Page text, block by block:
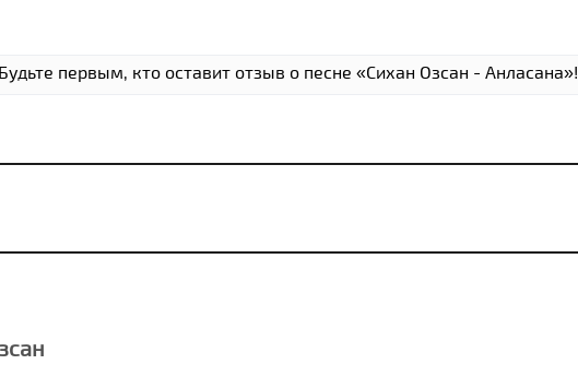
первым, кто оставит отзыв о песне «Cихан Озcан - Анласана»!